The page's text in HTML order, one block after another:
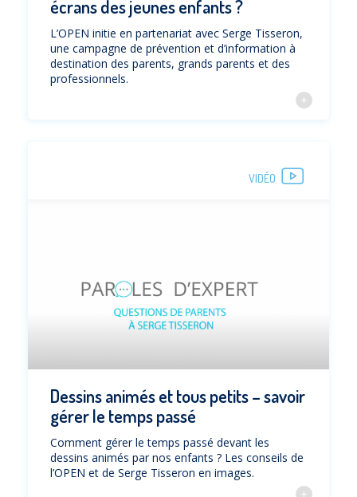
écrans des jeunes enfants ?
L’OPEN initie en partenariat avec Serge Tisseron,
une campagne de prévention et d’information à
destination des parents, grands parents et des
professionnels.
VIDÉO
Dessins animés et tous petits – savoir
gérer le temps passé
Comment gérer le temps passé devant les
dessins animés par nos enfants ? Les conseils de
l’OPEN et de Serge Tisseron en images.